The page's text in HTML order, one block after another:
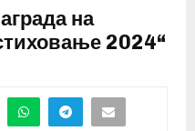
на
2024“